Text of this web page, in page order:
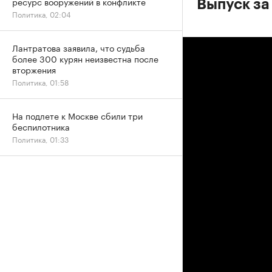
Выпуск
Политика, 02:04
Лантратова заявила, что судьба
более 300 курян неизвестна после
вторжения
Политика, 01:58
На подлете к Москве сбили три
беспилотника
Политика, 01:33